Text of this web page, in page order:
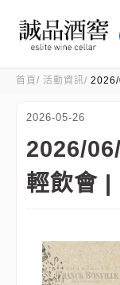
首頁 活動資訊 2026/
2026-05-26
2026/
輕飲會 |